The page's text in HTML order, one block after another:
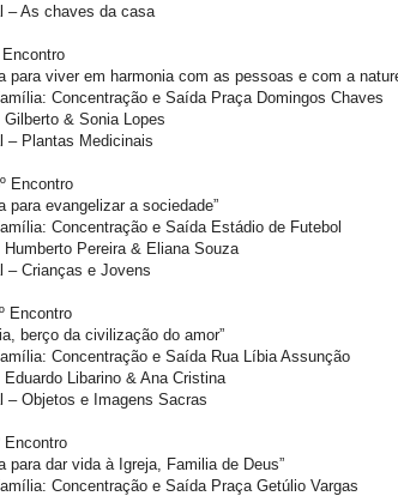
– As chaves da casa
Encontro
para viver em harmonia com as pessoas e com a
Concentração e Saída Praça Domingos Chaves
& Sonia Lopes
– Plantas Medicinais
Encontro
para evangelizar a sociedade”
Concentração e Saída Estádio de Futebol
Pereira & Eliana Souza
– Crianças e Jovens
Encontro
berço da civilização do amor”
Concentração e Saída Rua Líbia Assunção
Libarino & Ana Cristina
– Objetos e Imagens Sacras
Encontro
para dar vida à Igreja, Familia de Deus”
Concentração e Saída Praça Getúlio Vargas